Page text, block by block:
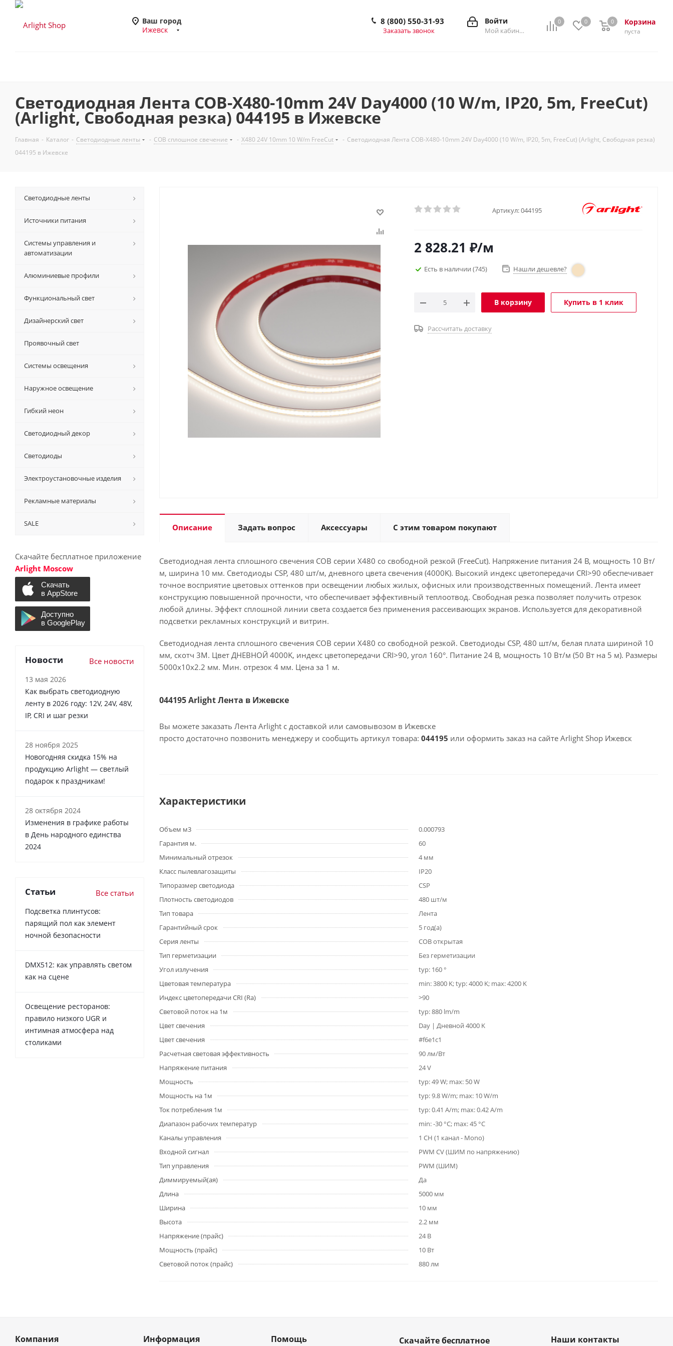
Ваш город
Ижевск
0 0 Корзина
0
пуста
0
Войти
Мой кабинет
8 (800) 550-31-93
Заказать звонок
Светодиодная Лента COB-X480-10mm 24V Day4000 (10 W/m, IP20, 5m, FreeCut)
(Arlight, Свободная резка) 044195 в Ижевске
Главная - Каталог - Светодиодные ленты - COB сплошное свечение - X480 24V 10mm 10 W/m FreeCut - Светодиодная Лента COB-X480-10mm 24V Day4000 (10 W/m, IP20, 5m, FreeCut) (Arlight, Свободная резка)
044195 в Ижевске
Артикул:044195
2 828.21 ₽/м
Есть в наличии (745) Нашли дешевле?
В корзину Купить в 1 клик
Рассчитать доставку
Описание Задать вопрос Аксессуары С этим товаром покупают
Светодиодная лента сплошного свечения COB серии X480 со свободной резкой (FreeCut). Напряжение питания 24 В, мощность 10 Вт/
м, ширина 10 мм. Светодиоды CSP, 480 шт/м, дневного цвета свечения (4000K). Высокий индекс цветопередачи CRI>90 обеспечивает
точное восприятие цветовых оттенков при освещении любых жилых, офисных или производственных помещений. Лента имеет
конструкцию повышенной прочности, что обеспечивает эффективный теплоотвод. Свободная резка позволяет получить отрезок
любой длины. Эффект сплошной линии света создается без применения рассеивающих экранов. Используется для декоративной
подсветки рекламных конструкций и витрин.
Светодиодная лента сплошного свечения COB серии X480 со свободной резкой. Светодиоды CSP, 480 шт/м, белая плата шириной 10
мм, скотч 3M. Цвет ДНЕВНОЙ 4000K, индекс цветопередачи CRI>90, угол 160°. Питание 24 В, мощность 10 Вт/м (50 Вт на 5 м). Размеры
5000х10х2.2 мм. Мин. отрезок 4 мм. Цена за 1 м.
044195 Arlight Лента в Ижевске
Вы можете заказать Лента Arlight с доставкой или самовывозом в Ижевске
просто достаточно позвонить менеджеру и сообщить артикул товара: 044195 или оформить заказ на сайте Arlight Shop Ижевск
Характеристики
Объем м3
0.000793
Гарантия м.
60
Минимальный отрезок
4 мм
Класс пылевлагозащиты
IP20
Типоразмер светодиода
CSP
Плотность светодиодов
480 шт/м
Тип товара
Лента
Гарантийный срок
5 год(а)
Серия ленты
COB открытая
Тип герметизации
Без герметизации
Угол излучения
typ: 160 °
Цветовая температура
min: 3800 K; typ: 4000 K; max: 4200 K
Индекс цветопередачи CRI (Ra)
>90
Световой поток на 1м
typ: 880 lm/m
Цвет свечения
Day | Дневной 4000 K
Цвет свечения
#f6e1c1
Расчетная световая эффективность
90 лм/Вт
Напряжение питания
24 V
Мощность
typ: 49 W; max: 50 W
Мощность на 1м
typ: 9.8 W/m; max: 10 W/m
Ток потребления 1м
typ: 0.41 A/m; max: 0.42 A/m
Диапазон рабочих температур
min: -30 °C; max: 45 °C
Каналы управления
1 CH (1 канал - Mono)
Входной сигнал
PWM СV (ШИМ по напряжению)
Тип управления
PWM (ШИМ)
Диммируемый(ая)
Да
Длина
5000 мм
Ширина
10 мм
Высота
2.2 мм
Напряжение (прайс)
24 В
Мощность (прайс)
10 Вт
Световой поток (прайс)
880 лм
Светодиодные ленты
Источники питания
Системы управления и
автоматизации
Алюминиевые профили
Функциональный свет
Дизайнерский свет
Проявочный свет
Системы освещения
Наружное освещение
Гибкий неон
Светодиодный декор
Светодиоды
Электроустановочные изделия
Рекламные материалы
SALE
Скачайте бесплатное приложение
Arlight Moscow
Новости Все новости
13 мая 2026
Как выбрать светодиодную
ленту в 2026 году: 12V, 24V, 48V,
IP, CRI и шаг резки
28 ноября 2025
Новогодняя скидка 15% на
продукцию Arlight — светлый
подарок к праздникам!
28 октября 2024
Изменения в графике работы
в День народного единства
2024
Статьи Все статьи
Подсветка плинтусов:
парящий пол как элемент
ночной безопасности
DMX512: как управлять светом
как на сцене
Освещение ресторанов:
правило низкого UGR и
интимная атмосфера над
столиками
Компания Информация Помощь Скачайте бесплатное Наши контакты